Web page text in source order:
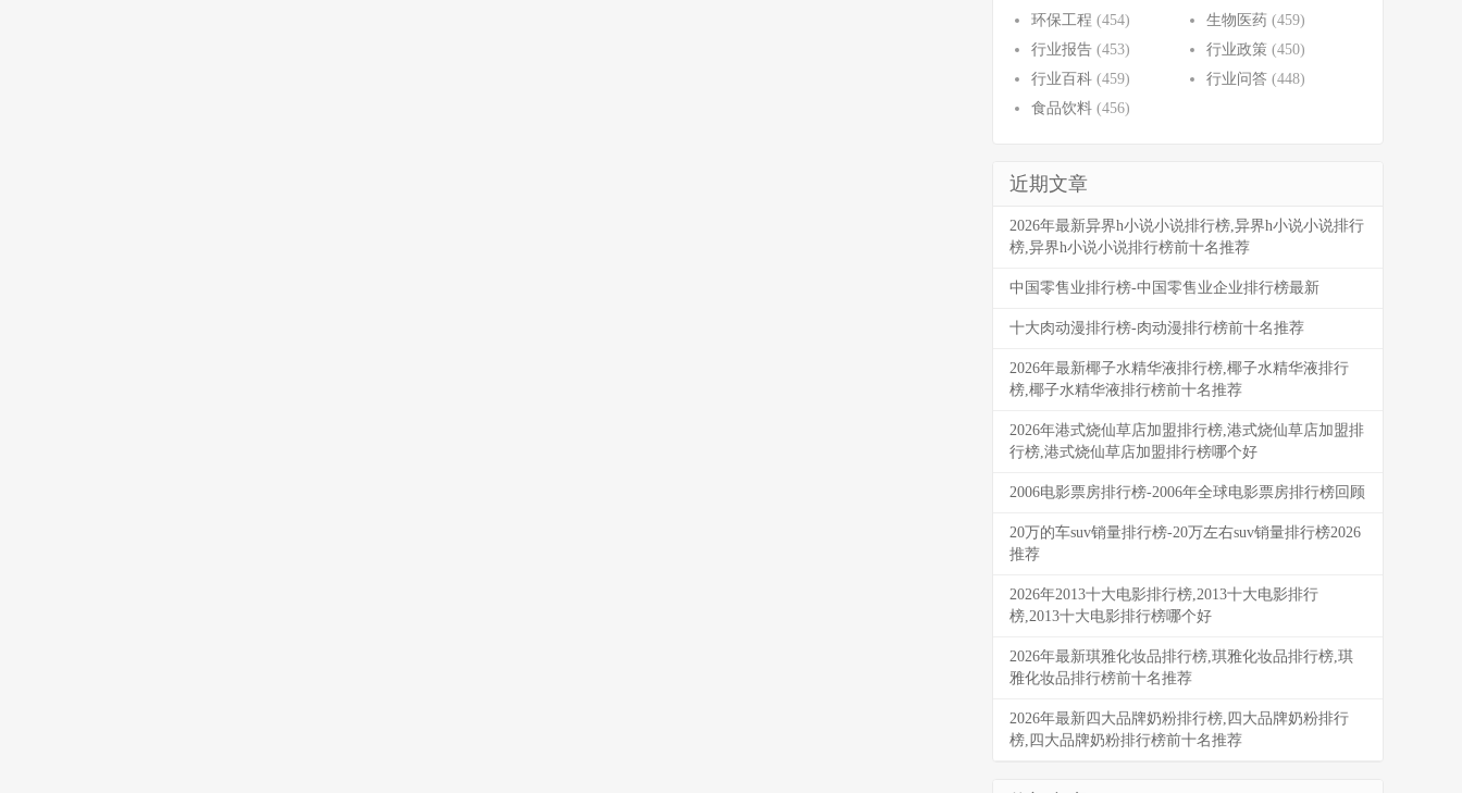
环保工程 (454) 生物医药 (459)
行业报告 (453) 行业政策 (450)
行业百科 (459) 行业问答 (448)
食品饮料 (456)
近期文章
2026年最新异界h小说小说排行榜,异界h小说小说排行
榜,异界h小说小说排行榜前十名推荐
中国零售业排行榜-中国零售业企业排行榜最新
十大肉动漫排行榜-肉动漫排行榜前十名推荐
2026年最新椰子水精华液排行榜,椰子水精华液排行
榜,椰子水精华液排行榜前十名推荐
2026年港式烧仙草店加盟排行榜,港式烧仙草店加盟排
行榜,港式烧仙草店加盟排行榜哪个好
2006电影票房排行榜-2006年全球电影票房排行榜回顾
20万的车suv销量排行榜-20万左右suv销量排行榜2026
推荐
2026年2013十大电影排行榜,2013十大电影排行
榜,2013十大电影排行榜哪个好
2026年最新琪雅化妆品排行榜,琪雅化妆品排行榜,琪
雅化妆品排行榜前十名推荐
2026年最新四大品牌奶粉排行榜,四大品牌奶粉排行
榜,四大品牌奶粉排行榜前十名推荐